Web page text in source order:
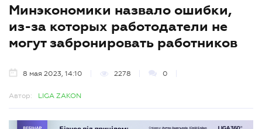
Минэкономики назвало ошибки,
из-за которых работодатели не
могут забронировать работников
8 мая 2023, 14:10 2278 0
Автор: LIGA ZAKON